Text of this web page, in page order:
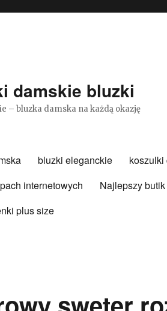
damskie bluzki
– bluzka damska na każdą okazję
bluzki eleganckie koszulki
internetowych
Najlepszy
plus size